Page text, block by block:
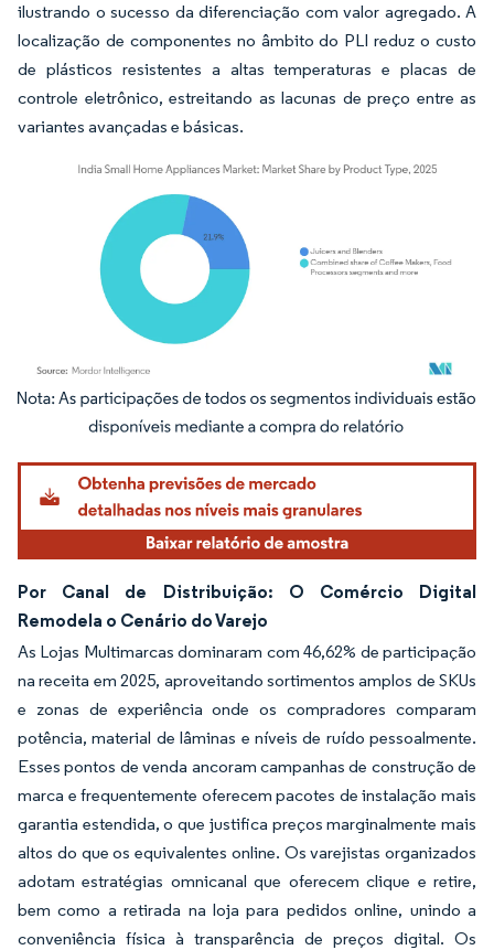
ilustrando o sucesso da diferenciação com valor agregado. A
localização de componentes no âmbito do PLI reduz o custo
de plásticos resistentes a altas temperaturas e placas de
controle eletrônico, estreitando as lacunas de preço entre as
variantes avançadas e básicas.
Imagem © Mordor Intelligence. O reuso requer atribuição conforme CC BY 4.0.
Por Canal de Distribuição: O Comércio Digital
Remodela o Cenário do Varejo
As Lojas Multimarcas dominaram com 46,62% de participação
na receita em 2025, aproveitando sortimentos amplos de SKUs
e zonas de experiência onde os compradores comparam
potência, material de lâminas e níveis de ruído pessoalmente.
Esses pontos de venda ancoram campanhas de construção de
marca e frequentemente oferecem pacotes de instalação mais
garantia estendida, o que justifica preços marginalmente mais
altos do que os equivalentes online. Os varejistas organizados
adotam estratégias omnicanal que oferecem clique e retire,
bem como a retirada na loja para pedidos online, unindo a
conveniência física à transparência de preços digital. Os